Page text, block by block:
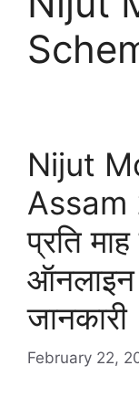
Nijut
प्रति
जानकारी
February 22,